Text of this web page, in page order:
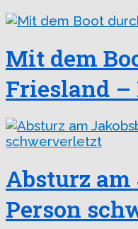
Mit dem
Friesland –
Absturz am
Person